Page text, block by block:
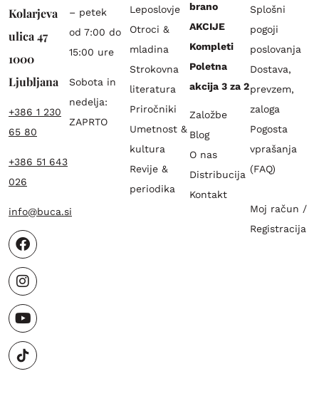
Kolarjeva
ulica 47
1000
Ljubljana
+386 1 230
65 80
+386 51 643
026
info@buca.si
– petek
od 7:00 do
15:00 ure
Sobota in
nedelja:
ZAPRTO
Leposlovje
Otroci &
mladina
Strokovna
literatura
Priročniki
Umetnost &
kultura
Revije &
periodika
brano
AKCIJE
Kompleti
Poletna
akcija 3 za 2
Založbe
Blog
O nas
Distribucija
Kontakt
Splošni
pogoji
poslovanja
Dostava,
prevzem,
zaloga
Pogosta
vprašanja
(FAQ)
Moj račun /
Registracija